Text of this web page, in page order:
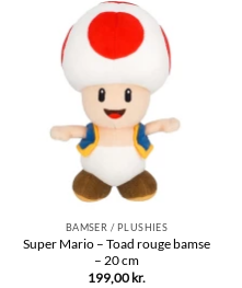
BAMSER / PLUSHIES
Super Mario – Toad rouge bamse
– 20 cm
199,00 kr.